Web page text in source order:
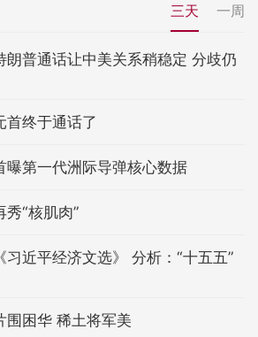
三天 一周
朗普通话让中美关系稍稳定 分歧仍
首终于通话了
曝第一代洲际导弹核心数据
“核肌肉”
习近平经济文选》 分析：“十五五”
围困华 稀土将军美